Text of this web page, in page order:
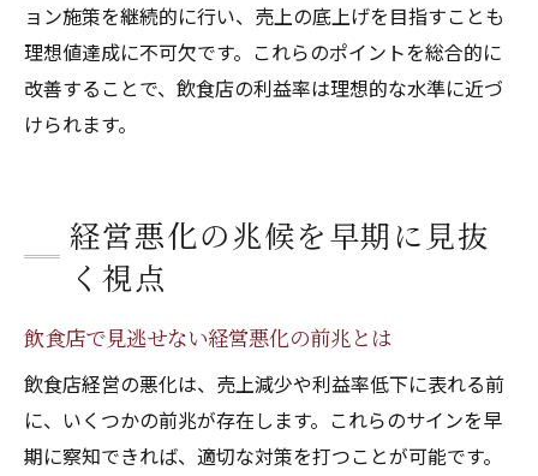
ョン施策を継続的に行い、売上の底上げを目指すことも
理想値達成に不可欠です。これらのポイントを総合的に
改善することで、飲食店の利益率は理想的な水準に近づ
けられます。
経営悪化の兆候を早期に見抜
く視点
飲食店で見逃せない経営悪化の前兆とは
飲食店経営の悪化は、売上減少や利益率低下に表れる前
に、いくつかの前兆が存在します。これらのサインを早
期に察知できれば、適切な対策を打つことが可能です。